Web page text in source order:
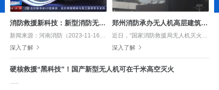
消防救援新科技：新型消防无人机 灭火高度可达千米
新闻来源：河南消防（2023-11-16）11月12日，央视新闻频道新闻直播间播出特别策划栏目《科技推动力》介绍我国消防救援中的科技力量。针对高层建筑火灾救援这......
深入了解
郑州消防承办无人机高层建筑灭火救援大型实战演练
近日，“国家消防救援局无人机灭火救援综合装备成果试点示范演练”活动，在郑州市消防救援支队消防培训基地举行，无人机灭火救援装备作为新消防科研成果，现场展示了高层建......
深入了解
硬核救援“黑科技”！国产新型无人机可在千米高空灭火
......